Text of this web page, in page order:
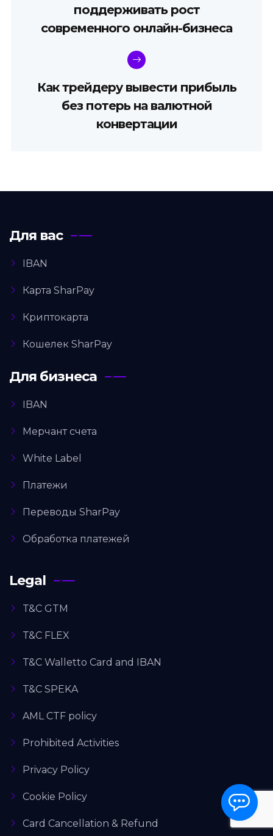
поддерживать рост
современного онлайн-бизнеса
Как трейдеру вывести прибыль
без потерь на валютной
конвертации
Для вас
IBAN
Карта SharPay
Криптокарта
Кошелек SharPay
Для бизнеса
IBAN
Мерчант счета
White Label
Платежи
Переводы SharPay
Обработка платежей
Legal
T&C GTM
T&C FLEX
T&C Walletto Card and IBAN
T&C SPEKA
AML CTF policy
Prohibited Activities
Privacy Policy
Cookie Policy
Card Cancellation & Refund